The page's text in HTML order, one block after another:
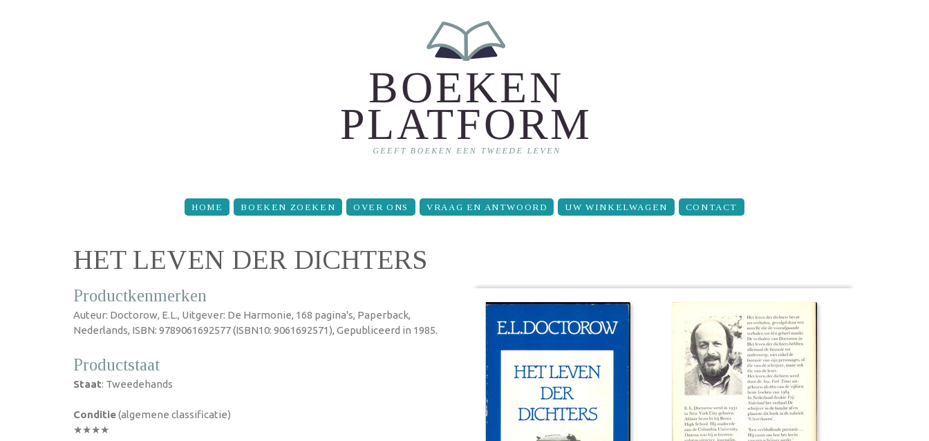
HOME BOEKEN ZOEKEN OVER ONS VRAAG EN ANTWOORD UW WINKELWAGEN CONTACT
HET LEVEN DER DICHTERS
Productkenmerken
Auteur: Doctorow, E.L., Uitgever: De Harmonie, 168 pagina's, Paperback,
Nederlands, ISBN: 9789061692577 (ISBN10: 9061692571), Gepubliceerd in 1985.
Productstaat
Staat: Tweedehands
Conditie(algemene classificatie)
★★★★